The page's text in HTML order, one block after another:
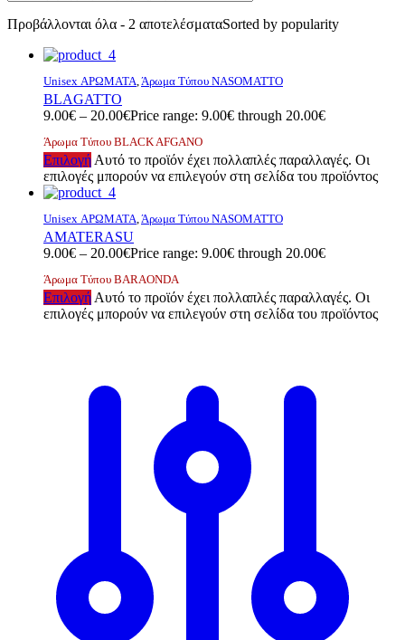
Προβάλλονται όλα - 2 αποτελέσματαSorted by popularity
Unisex ΑΡΩΜΑΤΑ Άρωμα Τύπου NASOMATTO
BLAGATTO
9.00€ – 20.00€Price range: 9.00€ through 20.00€
Άρωμα Τύπου BLACK AFGANO
Επιλογή Αυτό το προϊόν έχει πολλαπλές παραλλαγές. Οι
επιλογές μπορούν να επιλεγούν στη σελίδα του προϊόντος
Unisex ΑΡΩΜΑΤΑ Άρωμα Τύπου NASOMATTO
AMATERASU
9.00€ – 20.00€Price range: 9.00€ through 20.00€
Άρωμα Τύπου BARAONDA
Επιλογή Αυτό το προϊόν έχει πολλαπλές παραλλαγές. Οι
επιλογές μπορούν να επιλεγούν στη σελίδα του προϊόντος